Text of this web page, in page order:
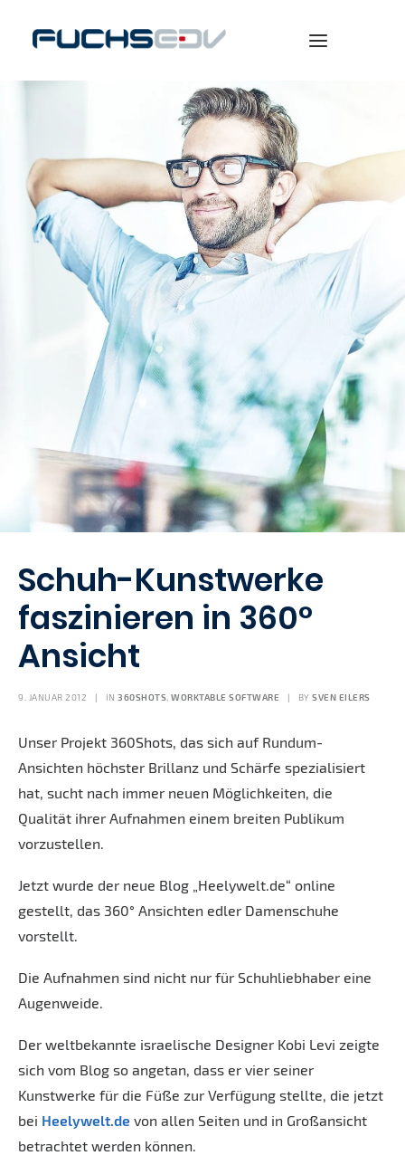
ONLINESHOP
BERATUNG
NEWS
UNTERNEHMEN
KARRIERE
SEARCH
Schuh-Kunstwerke
faszinieren in 360°
Ansicht
9. JANUAR 2012 | IN 360SHOTS WORKTABLE SOFTWARE | BY SVEN EILERS
Unser Projekt 360Shots, das sich auf Rundum-
Ansichten höchster Brillanz und Schärfe spezialisiert
hat, sucht nach immer neuen Möglichkeiten, die
Qualität ihrer Aufnahmen einem breiten Publikum
vorzustellen.
Jetzt wurde der neue Blog „Heelywelt.de“ online
gestellt, das 360° Ansichten edler Damenschuhe
vorstellt.
Die Aufnahmen sind nicht nur für Schuhliebhaber eine
Augenweide.
Der weltbekannte israelische Designer Kobi Levi zeigte
sich vom Blog so angetan, dass er vier seiner
Kunstwerke für die Füße zur Verfügung stellte, die jetzt
bei Heelywelt.de von allen Seiten und in Großansicht
betrachtet werden können.